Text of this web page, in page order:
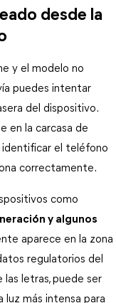
desde la
y el modelo no
puedes intentar
del dispositivo.
en la carcasa de
identificar el teléfono
correctamente.
y algunos
aparece en la zona
regulatorios del
letras, puede ser
luz más intensa para